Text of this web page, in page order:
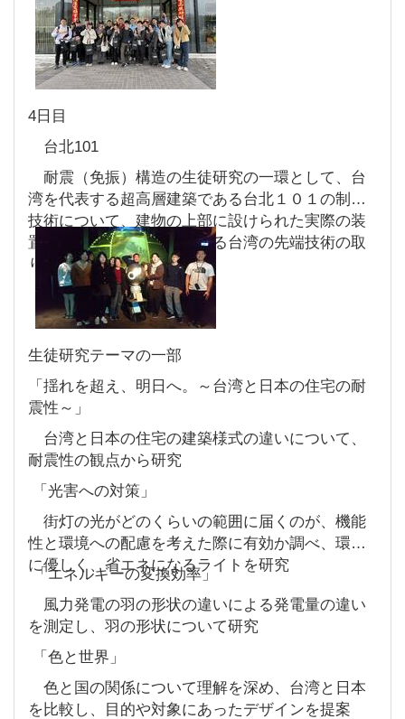
4日目
台北101
耐震（免振）構造の生徒研究の一環として、台
湾を代表する超高層建築である台北１０１の制震
技術について、建物の上部に設けられた実際の装
置を調査し、地震に対応する台湾の先端技術の取
り組みを学びました。
生徒研究テーマの一部
「揺れを超え、明日へ。～台湾と日本の住宅の耐
震性～」
台湾と日本の住宅の建築様式の違いについて、
耐震性の観点から研究
「光害への対策」
街灯の光がどのくらいの範囲に届くのが、機能
性と環境への配慮を考えた際に有効か調べ、環境
に優しく、省エネになるライトを研究
「エネルギーの変換効率」
風力発電の羽の形状の違いによる発電量の違い
を測定し、羽の形状について研究
「色と世界」
色と国の関係について理解を深め、台湾と日本
を比較し、目的や対象にあったデザインを提案